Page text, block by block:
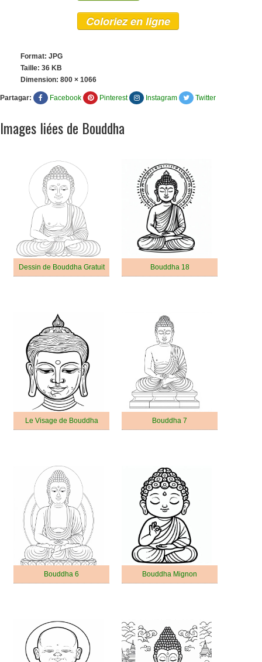
Coloriez en ligne
Format: JPG
Taille: 36 KB
Dimension: 800 × 1066
Partagar: Facebook Pinterest Instagram Twitter
Images liées de Bouddha
Dessin de Bouddha Gratuit Bouddha 18
Le Visage de Bouddha Bouddha 7
Bouddha 6 Bouddha Mignon